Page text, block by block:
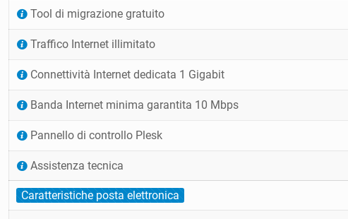
Tool di migrazione gratuito
Traffico Internet illimitato
Connettività Internet dedicata 1 Gigabit
Banda Internet minima garantita 10 Mbps
Pannello di controllo Plesk
Assistenza tecnica
Caratteristiche posta elettronica